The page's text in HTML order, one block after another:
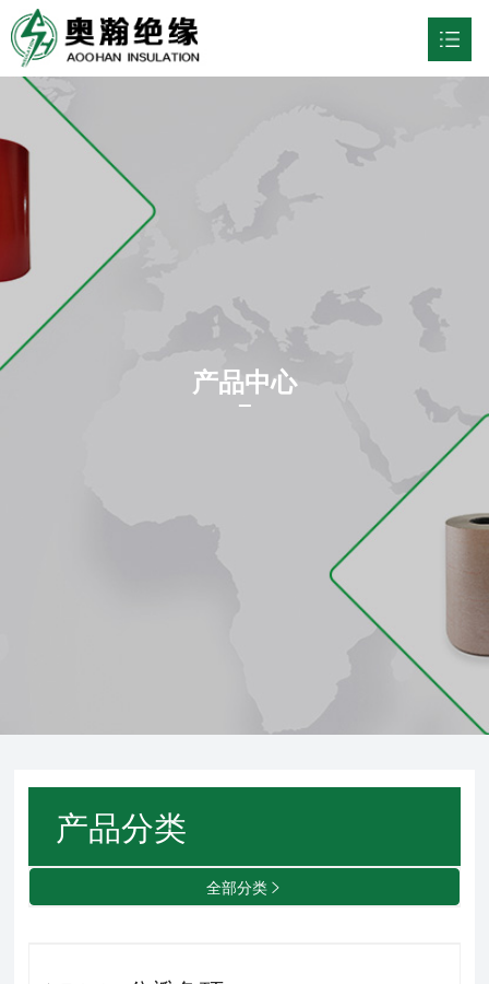
网站首页
关于我们
行业应用
产品中心
新闻资讯
产品中心
产品分类
全部分类